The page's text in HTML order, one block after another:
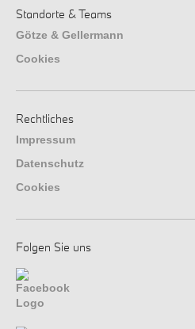
Standorte & Teams
Götze & Gellermann
Cookies
Rechtliches
Impressum
Datenschutz
Cookies
Folgen Sie uns